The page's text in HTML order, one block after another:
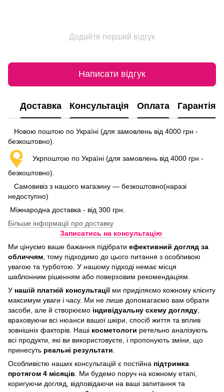
Додайте перший відгук
Написати відгук
Доставка Консультація Оплата Гарантія
Новою поштою по Україні (для замовлень від 4000 грн -
безкоштовно).
Укрпоштою по Україні (для замовлень від 4000 грн -
безкоштовно).
Самовивіз з нашого магазину — безкоштовно(наразі
недоступно)
Міжнародна доставка - від 300 грн.
Більше інформації про доставку
Записатись на консультацію
Ми цінуємо ваше бажання підібрати ефективний догляд за
обличчям , тому підходимо до цього питання з особливою
увагою та турботою. У нашому підході немає місця
шаблонним рішенням або поверховим рекомендаціям.
У нашій платній консультаціїми приділяємо кожному клієнту
максимум уваги і часу. Ми не лише допомагаємо вам обрати
засоби, але й створюємо індивідуальну схему догляду
враховуючи всі нюанси вашої шкіри, спосіб життя та вплив
зовнішніх факторів. Наші косметологи ретельно аналізують
всі продукти, які ви використовуєте, і пропонують зміни, що
принесуть реальні результати
Особливістю наших консультацій є постійна підтримка
протягом 4 місяців . Ми будемо поруч на кожному етапі,
коригуючи догляд, відповідаючи на ваші запитання та